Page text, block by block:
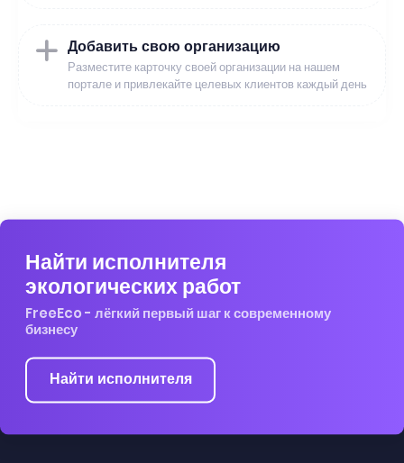
Добавить свою организацию
Разместите карточку своей организации на нашем
портале и привлекайте целевых клиентов каждый день
Найти исполнителя
экологических работ
FreeEco - лёгкий первый шаг к современному
бизнесу
Найти исполнителя